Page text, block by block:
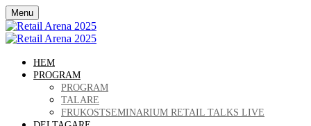
Menu
HEM
PROGRAM
PROGRAM
TALARE
FRUKOSTSEMINARIUM RETAIL TALKS LIVE